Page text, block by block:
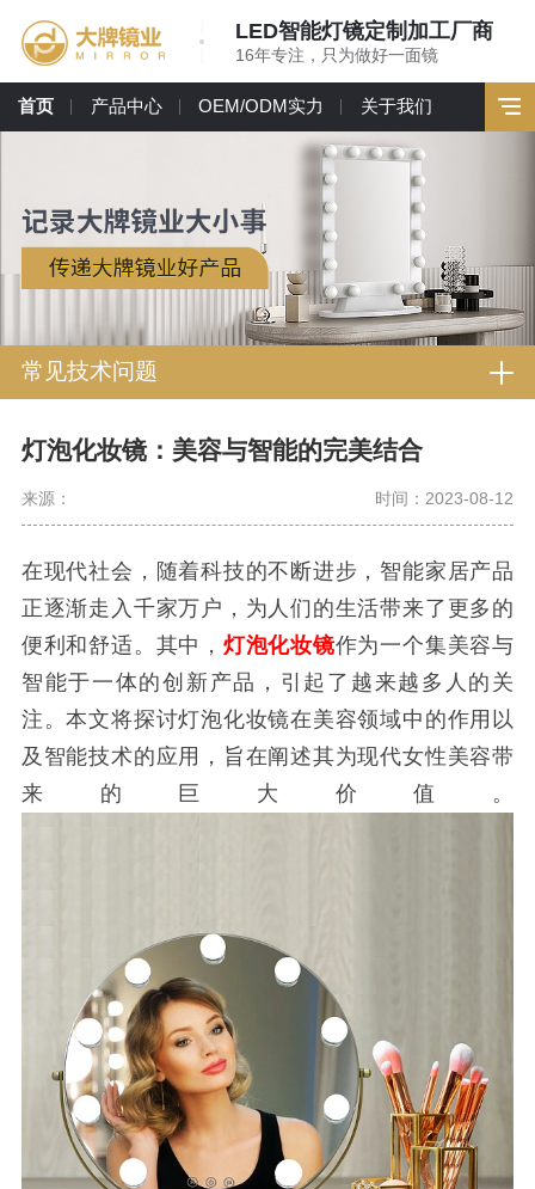
LED智能灯镜定制加工厂商
16年专注，只为做好一面镜
首页 产品中心 OEM/ODM实力 关于我们
常见技术问题
灯泡化妆镜：美容与智能的完美结合
来源： 时间：2023-08-12
在现代社会，随着科技的不断进步，智能家居产品
正逐渐走入千家万户，为人们的生活带来了更多的
便利和舒适。其中， 灯泡化妆镜作为一个集美容与
智能于一体的创新产品，引起了越来越多人的关
注。本文将探讨灯泡化妆镜在美容领域中的作用以
及智能技术的应用，旨在阐述其为现代女性美容带
来的巨大价值。